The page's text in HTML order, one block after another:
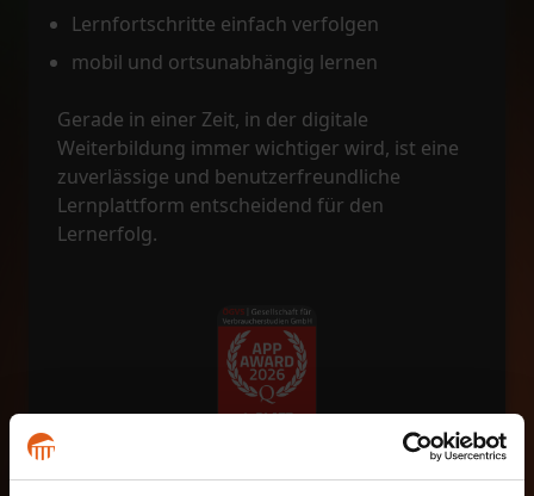
Lernfortschritte einfach verfolgen
mobil und ortsunabhängig lernen
Gerade in einer Zeit, in der digitale
Weiterbildung immer wichtiger wird, ist eine
zuverlässige und benutzerfreundliche
Lernplattform entscheidend für den
Lernerfolg.